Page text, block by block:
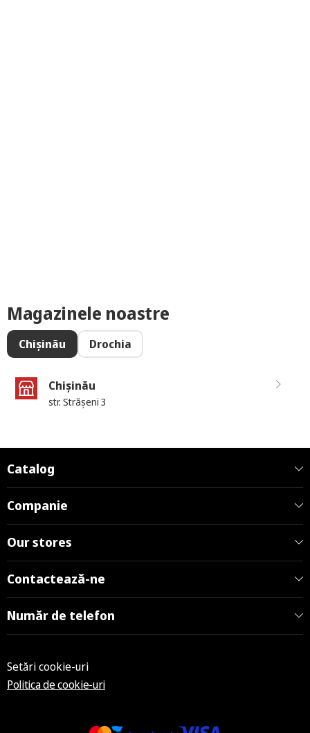
Magazinele noastre
Chișinău Drochia
Chișinău
str. Strășeni 3
Catalog
Companie
Our stores
Contactează-ne
Număr de telefon
Setări cookie-uri
Politica de cookie-uri